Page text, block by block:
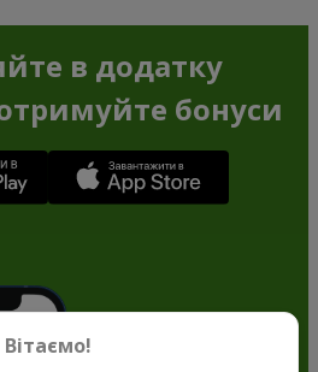
в додатку
бонуси
Вітаємо!